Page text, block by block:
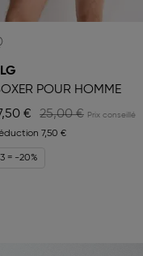
POUR HOMME
€
25,00 €
7,50 €
3 = -20%